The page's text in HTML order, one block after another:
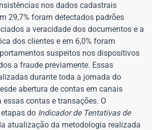
nos dados cadastrais
29,7% foram detectados padrões
a veracidade dos documentos e a
dos clientes e em 6,0% foram
suspeitos nos dispositivos
a fraude previamente. Essas
durante toda a jornada do
abertura de contas em canais
contas e transações. O
do Indicador de Tentativas de
atualização da metodologia realizada